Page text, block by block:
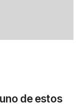
de estos